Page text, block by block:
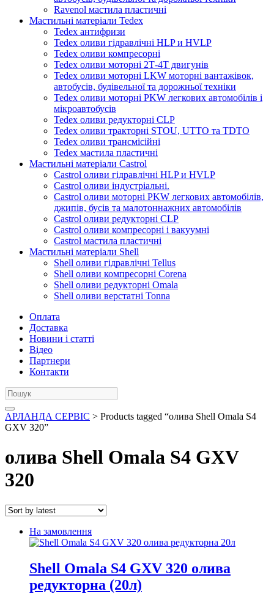
Ravenol мастила пластичні
Мастильні матеріали Tedex
Tedex антифризи
Tedex оливи гідравлічні HLP и HVLP
Tedex оливи компресорні
Tedex оливи моторні 2Т-4Т двигунів
Tedex оливи моторні LKW моторні вантажівок,
автобусів, будівельної та дорожньої техніки
Tedex оливи моторні PKW легкових автомобілів і
мікроавтобусів
Tedex оливи редукторні CLP
Tedex оливи тракторні STOU, UTTO та TDTO
Tedex оливи трансмісійні
Tedex мастила пластичні
Мастильні матеріали Castrol
Castrol оливи гідравлічні HLP и HVLP
Castrol оливи індустріальні.
Castrol оливи моторні PKW легкових автомобілів,
джипів, бусів та малотоннажних автомобілів
Castrol оливи редукторні CLP
Castrol оливи компресорні і вакуумні
Castrol мастила пластичні
Мастильні матеріали Shell
Shell оливи гідравлічні Tellus
Shell оливи компресорні Corena
Shell оливи редукторні Omala
Shell оливи верстатні Tonna
Оплата
Доставка
Новини і статті
Відео
Партнери
Контакти
АРЛАНДА СЕРВІС > Products tagged “олива Shell Omala S4
GXV 320”
олива Shell Omala S4 GXV
320
На замовлення
Shell Omala S4 GXV 320 олива
редукторна (20л)